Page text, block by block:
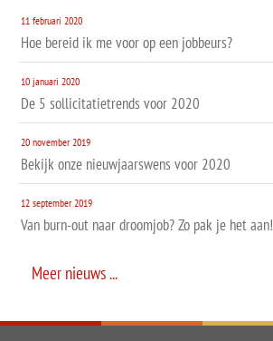
11 februari 2020
Hoe bereid ik me voor op een jobbeurs?
10 januari 2020
De 5 sollicitatietrends voor 2020
20 november 2019
Bekijk onze nieuwjaarswens voor 2020
12 september 2019
Van burn-out naar droomjob? Zo pak je het aan!
Meer nieuws ...